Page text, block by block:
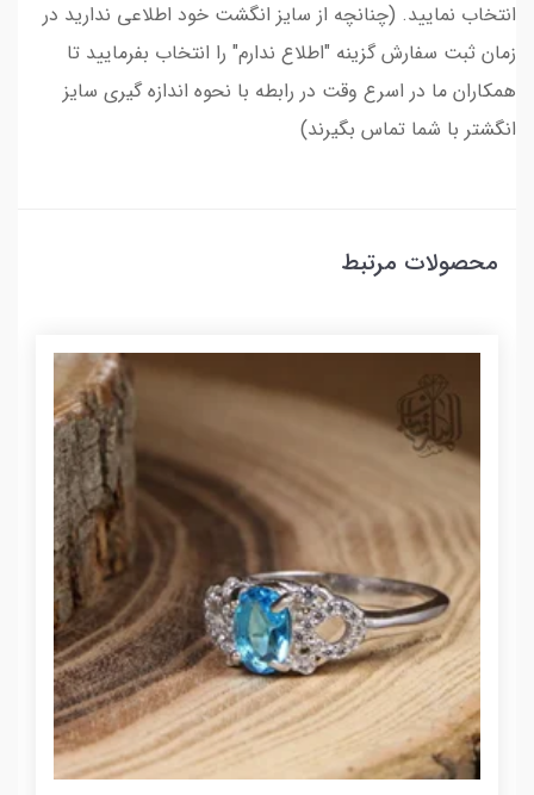
انتخاب نمایید. (چنانچه از سایز انگشت خود اطلاعی ندارید در
زمان ثبت سفارش گزینه "اطلاع ندارم" را انتخاب بفرمایید تا
همکاران ما در اسرع وقت در رابطه با نحوه اندازه گیری سایز
انگشتر با شما تماس بگیرند)
محصولات مرتبط